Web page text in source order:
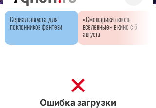
Сериал августа для
поклонников фэнтези
«Смешарики сквозь
вселенные» в кино с 6
августа